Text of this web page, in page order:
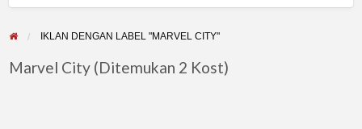
IKLAN DENGAN LABEL "MARVEL CITY"
Marvel City (Ditemukan 2 Kost)